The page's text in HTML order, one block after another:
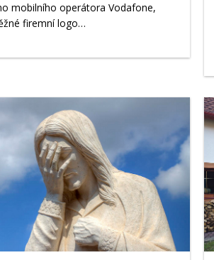
mobilního operátora Vodafone,
firemní logo…